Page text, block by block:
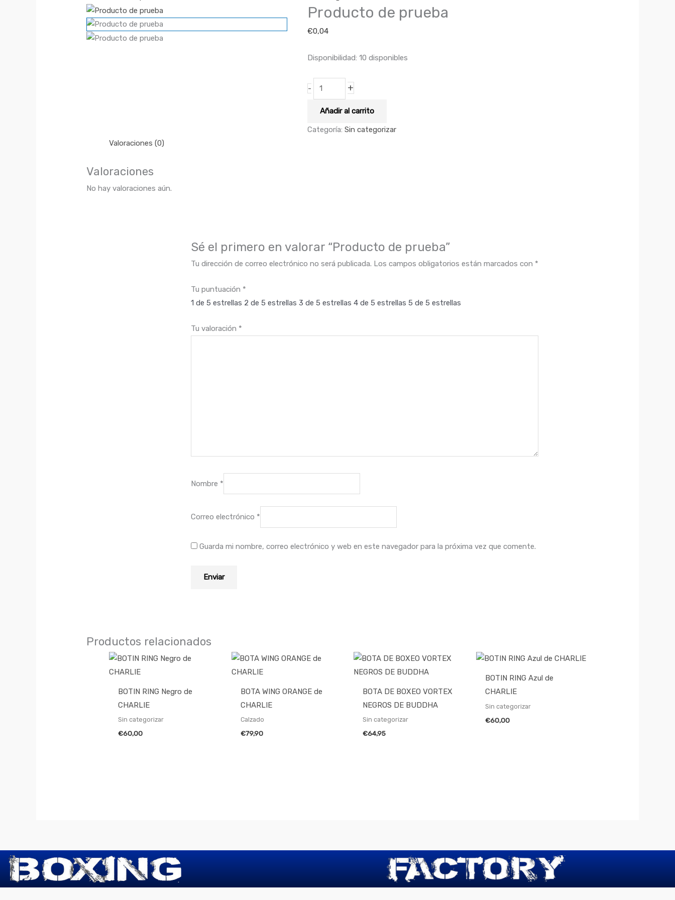
Producto de prueba
€0,04
Disponibilidad: 10 disponibles
- +
Añadir al carrito
Categoría:Sin categorizar
Valoraciones (0)
Valoraciones
No hay valoraciones aún.
Sé el primero en valorar “Producto de prueba”
Tu dirección de correo electrónico no será publicada. Los campos obligatorios están marcados con *
Tu puntuación *
1 de 5 estrellas 2 de 5 estrellas 3 de 5 estrellas 4 de 5 estrellas 5 de 5 estrellas
Tu valoración *
Nombre *
Correo electrónico *
Guarda mi nombre, correo electrónico y web en este navegador para la próxima vez que comente.
Productos relacionados
BOTIN RING Negro de
CHARLIE
Sin categorizar
€60,00
BOTA WING ORANGE de
CHARLIE
Calzado
€79,90
BOTA DE BOXEO VORTEX
NEGROS DE BUDDHA
Sin categorizar
€64,95
BOTIN RING Azul de
CHARLIE
Sin categorizar
€60,00